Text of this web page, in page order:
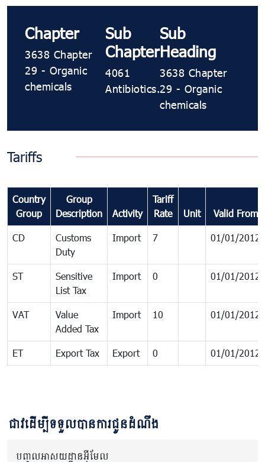
Chapter
3638 Chapter
29 - Organic
chemicals
Sub
Chapter
4061
Antibiotics.
Sub
Heading
3638 Chapter
29 - Organic
chemicals
Tariffs
Country
Group
Group
Description
Activity
Tariff
Rate
Unit Valid From
CD
Customs
Duty
Import 7 01/01/2012
ST
Sensitive
List Tax
Import 0 01/01/2012
VAT
Value
Added Tax
Import 10 01/01/2012
ET Export Tax Export 0 01/01/2012
ជាវដើម្បីទទួលបានការជូនដំណឹង
បញ្ចូលអាសយដ្ឋានអ៊ីមែល